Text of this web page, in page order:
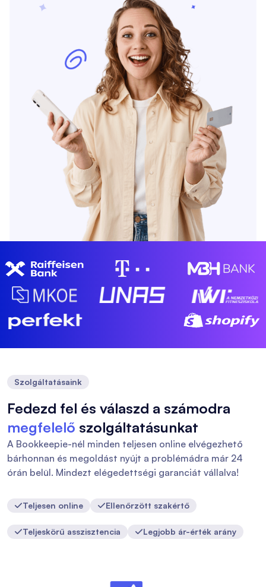
Szolgáltatásaink
Fedezd fel és válaszd a számodra
megfelelő szolgáltatásunkat
A Bookkeepie-nél minden teljesen online elvégezhető
bárhonnan és megoldást nyújt a problémádra már 24
órán belül. Mindezt elégedettségi garanciát vállalva!
Teljesen online Ellenőrzött szakértő
Teljeskörű asszisztencia Legjobb ár-érték arány